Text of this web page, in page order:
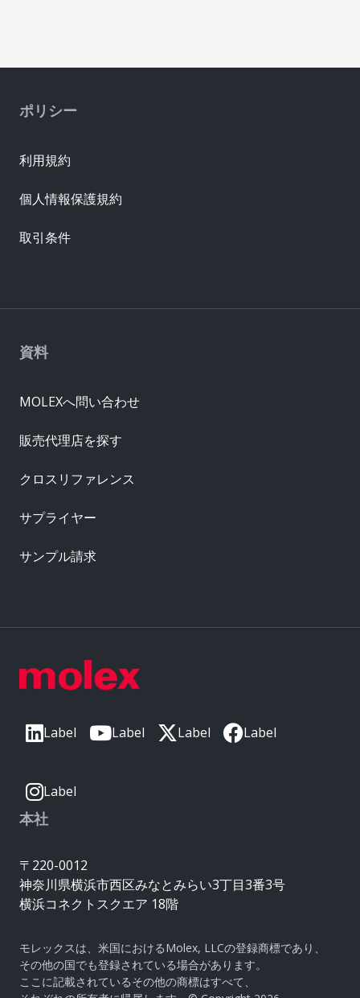
Label Label Label Label
Label
本社
〒220-0012
神奈川県横浜市西区みなとみらい3丁目3番3号
横浜コネクトスクエア 18階
モレックスは、米国におけるMolex, LLCの登録商標であり、
その他の国でも登録されている場合があります。
ここに記載されているその他の商標はすべて、
資料
MOLEXへ問い合わせ
販売代理店を探す
クロスリファレンス
サプライヤー
サンプル請求
ポリシー
利用規約
個人情報保護規約
取引条件